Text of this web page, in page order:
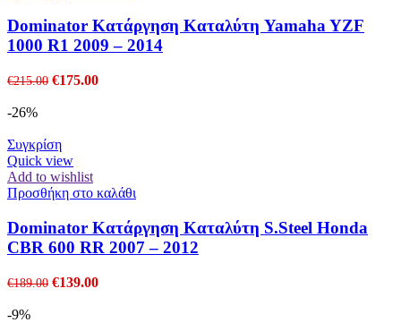
Dominator Κατάργηση Καταλύτη Yamaha YZF
1000 R1 2009 – 2014
€215.00 Original
€175.00Η
-26%
Συγκρίση
Quick view
Add to wishlist
Προσθήκη στο καλάθι
Dominator Kατάργηση Καταλύτη S.Steel Honda
CBR 600 RR 2007 – 2012
€189.00 Original
€139.00Η
-9%